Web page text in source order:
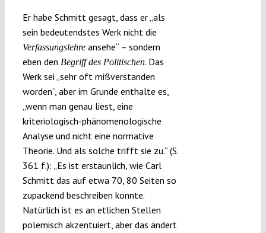
Er habe Schmitt gesagt, dass er „als
sein bedeutendstes Werk nicht die
Verfassungslehreansehe“ – sondern
eben den Begriff des Politischen. Das
Werk sei „sehr oft mißverstanden
worden“, aber im Grunde enthalte es,
„wenn man genau liest, eine
kriteriologisch-phänomenologische
Analyse und nicht eine normative
Theorie. Und als solche trifft sie zu.“ (S.
361 f.): „Es ist erstaunlich, wie Carl
Schmitt das auf etwa 70, 80 Seiten so
zupackend beschreiben konnte.
Natürlich ist es an etlichen Stellen
polemisch akzentuiert, aber das ändert